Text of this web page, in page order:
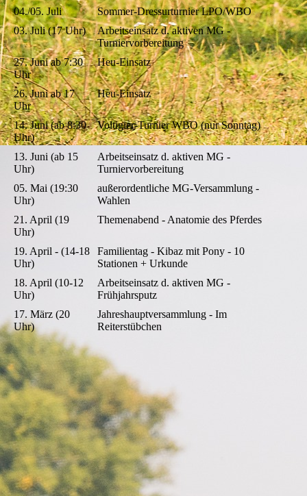
04./05. Juli
Sommer-Dressurturnier LPO/WBO
03. Juli (17 Uhr)
Arbeitseinsatz d. aktiven MG -
Turniervorbereitung
27. Juni ab 7:30
Uhr
Heu-Einsatz
26. Juni ab 17
Uhr
Heu-Einsatz
14. Juni (ab 8:30
Uhr)
Voltigier-Turnier WBO (nur Sonntag)
13. Juni (ab 15
Uhr)
Arbeitseinsatz d. aktiven MG -
Turniervorbereitung
05. Mai (19:30
Uhr)
außerordentliche MG-Versammlung -
Wahlen
21. April (19
Uhr)
Themenabend - Anatomie des Pferdes
19. April - (14-18
Uhr)
Familientag - Kibaz mit Pony - 10
Stationen + Urkunde
18. April (10-12
Uhr)
Arbeitseinsatz d. aktiven MG -
Frühjahrsputz
17. März (20
Uhr)
Jahreshauptversammlung - Im
Reiterstübchen